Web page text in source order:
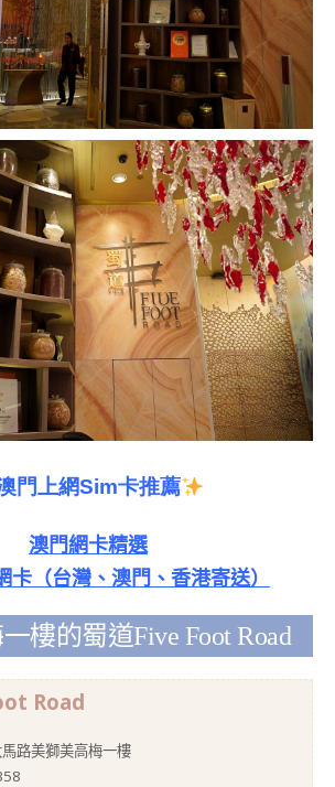
門上網Sim卡推薦
澳門網卡精選
卡（台灣、澳門、香港寄送）
樓的蜀道Five Foot Road
Road
路美獅美高梅一樓